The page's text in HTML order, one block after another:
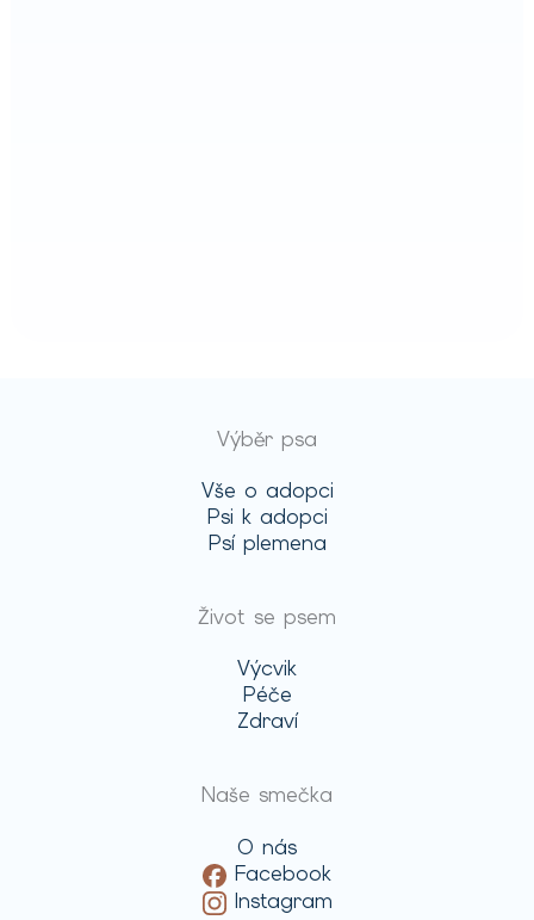
Výběr psa
Vše o adopci
Psi k adopci
Psí plemena
Život se psem
Výcvik
Péče
Zdraví
Naše smečka
O nás
Facebook
Instagram